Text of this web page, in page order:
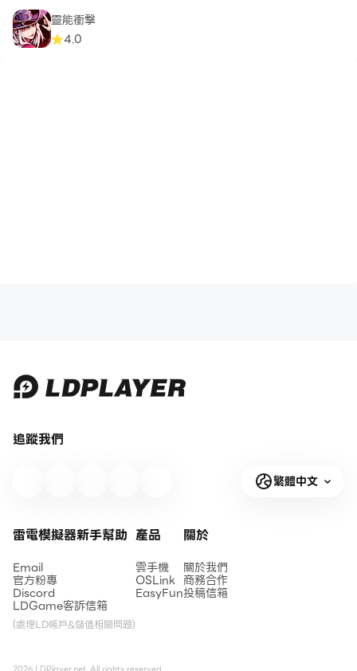
靈能衝擊
4.0
追蹤我們
繁體中文
雷電模擬器新手幫助
Email
官方粉專
Discord
LDGame客訴信箱
(處理LD帳戶&儲值相關問題)
產品
雲手機
OSLink
EasyFun
關於
關於我們
商務合作
投稿信箱